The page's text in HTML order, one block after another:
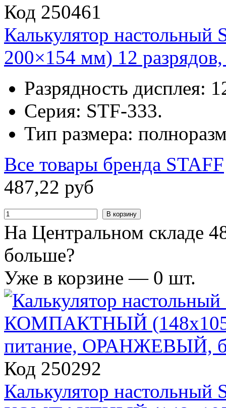
Код 250461
Калькулятор
200×154 мм) 12
Разрядность дисплея:
Серия: STF-333.
Тип размера:
Все товары бренда STAFF
487,22 руб
В корзину
На Центральном складе
больше?
Уже в корзине — 0 шт.
Код 250292
Калькулятор настольный